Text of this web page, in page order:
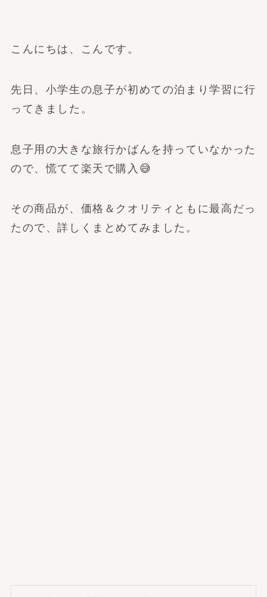
こんにちは、こんです。
先日、小学生の息子が初めての泊まり学習に行
ってきました。
息子用の大きな旅行かばんを持っていなかった
ので、慌てて楽天で購入😅
その商品が、価格＆クオリティともに最高だっ
たので、詳しくまとめてみました。